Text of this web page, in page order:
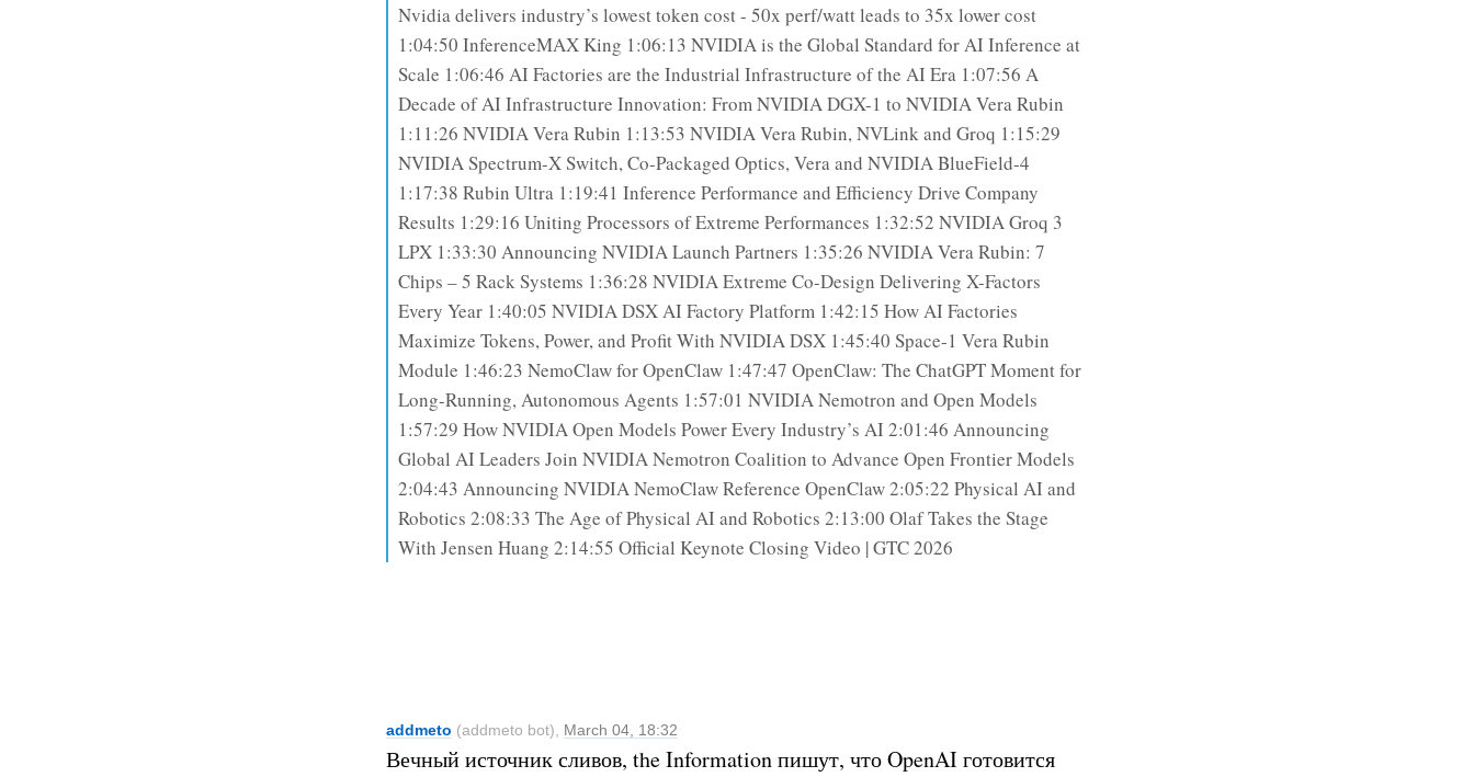
Nvidia delivers industry’s lowest token cost - 50x perf/watt leads to 35x lower cost
1:04:50 InferenceMAX King 1:06:13 NVIDIA is the Global Standard for AI Inference at
Scale 1:06:46 AI Factories are the Industrial Infrastructure of the AI Era 1:07:56 A
Decade of AI Infrastructure Innovation: From NVIDIA DGX-1 to NVIDIA Vera Rubin
1:11:26 NVIDIA Vera Rubin 1:13:53 NVIDIA Vera Rubin, NVLink and Groq 1:15:29
NVIDIA Spectrum-X Switch, Co-Packaged Optics, Vera and NVIDIA BlueField-4
1:17:38 Rubin Ultra 1:19:41 Inference Performance and Efficiency Drive Company
Results 1:29:16 Uniting Processors of Extreme Performances 1:32:52 NVIDIA Groq 3
LPX 1:33:30 Announcing NVIDIA Launch Partners 1:35:26 NVIDIA Vera Rubin: 7
Chips – 5 Rack Systems 1:36:28 NVIDIA Extreme Co-Design Delivering X-Factors
Every Year 1:40:05 NVIDIA DSX AI Factory Platform 1:42:15 How AI Factories
Maximize Tokens, Power, and Profit With NVIDIA DSX 1:45:40 Space-1 Vera Rubin
Module 1:46:23 NemoClaw for OpenClaw 1:47:47 OpenClaw: The ChatGPT Moment for
Long-Running, Autonomous Agents 1:57:01 NVIDIA Nemotron and Open Models
1:57:29 How NVIDIA Open Models Power Every Industry’s AI 2:01:46 Announcing
Global AI Leaders Join NVIDIA Nemotron Coalition to Advance Open Frontier Models
2:04:43 Announcing NVIDIA NemoClaw Reference OpenClaw 2:05:22 Physical AI and
Robotics 2:08:33 The Age of Physical AI and Robotics 2:13:00 Olaf Takes the Stage
With Jensen Huang 2:14:55 Official Keynote Closing Video | GTC 2026
addmeto (addmeto bot), March 04, 18:32
Вечный источник сливов, the Information пишут, что OpenAI готовится